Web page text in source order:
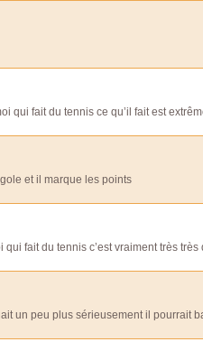
qui fait du tennis ce qu’il fait est
et il marque les points
qui fait du tennis c’est vraiment très
un peu plus sérieusement il pourrait